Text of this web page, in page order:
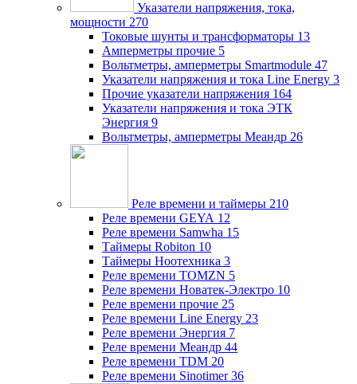
Указатели напряжения, тока,
мощности 270
Токовые шунты и трансформаторы 13
Амперметры прочие 5
Вольтметры, амперметры Smartmodule 47
Указатели напряжения и тока Line Energy 3
Прочие указатели напряжения 164
Указатели напряжения и тока ЭТК
Энергия 9
Вольтметры, амперметры Меандр 26
Реле времени и таймеры 210
Реле времени GEYA 12
Реле времени Samwha 15
Таймеры Robiton 10
Таймеры Ноотехника 3
Реле времени TOMZN 5
Реле времени Новатек-Электро 10
Реле времени прочие 25
Реле времени Line Energy 23
Реле времени Энергия 7
Реле времени Меандр 44
Реле времени TDM 20
Реле времени Sinotimer 36